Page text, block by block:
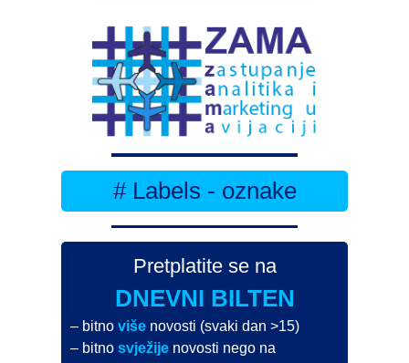
# Labels - oznake
Pretplatite se na
DNEVNI BILTEN
– bitnoviše novosti (svaki dan >15)
– bitnosvježije novosti nego na